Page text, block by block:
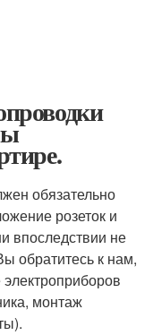
обязательно
розеток и
впоследствии не
обратитесь к нам,
монтаж